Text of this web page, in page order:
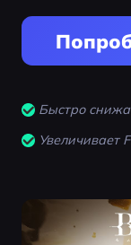
Быстро
Увеличивает